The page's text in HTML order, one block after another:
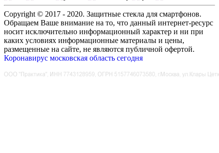
Copyright © 2017 - 2020. Защитные стекла для смартфонов.
Обращаем Ваше внимание на то, что данный интернет-ресурс
носит исключительно информационный характер и ни при
каких условиях информационные материалы и цены,
размещенные на сайте, не являются публичной офертой.
Коронавирус московская область сегодня